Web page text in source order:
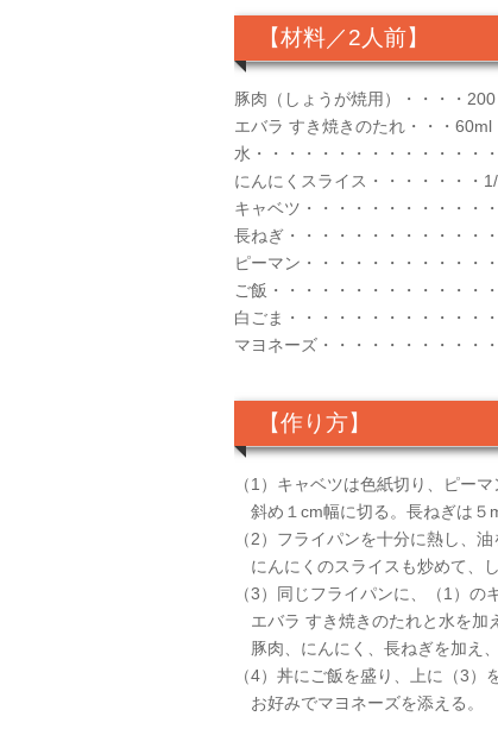
【材料／2人前】
豚肉（しょうが焼用）・・・・200
エバラ すき焼きのたれ・・・60ml
水・・・・・・・・・・・・・・
にんにくスライス・・・・・・・
キャベツ・・・・・・・・・・・
長ねぎ・・・・・・・・・・・・
ピーマン・・・・・・・・・・・
ご飯・・・・・・・・・・・・・
白ごま・・・・・・・・・・・・
マヨネーズ・・・・・・・・・・
【作り方】
（1）キャベツは色紙切り、ピー
斜め１cm幅に切る。長ねぎは５
（2）フライパンを十分に熱し、
にんにくのスライスも炒めて、
（3）同じフライパンに、（1）
エバラ すき焼きのたれと水を加
豚肉、にんにく、長ねぎを加え、
（4）丼にご飯を盛り、上に（3）
お好みでマヨネーズを添える。